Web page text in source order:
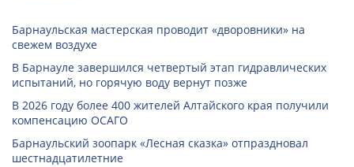
Барнаульская мастерская проводит «дворовники» на
свежем воздухе
В Барнауле завершился четвертый этап гидравлических
испытаний, но горячую воду вернут позже
В 2026 году более 400 жителей Алтайского края получили
компенсацию ОСАГО
Барнаульский зоопарк «Лесная сказка» отпраздновал
шестнадцатилетние